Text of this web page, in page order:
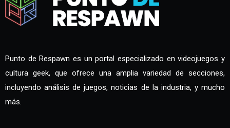
Punto de Respawn es un portal especializado en videojuegos y
cultura geek, que ofrece una amplia variedad de secciones,
incluyendo análisis de juegos, noticias de la industria, y mucho
más.